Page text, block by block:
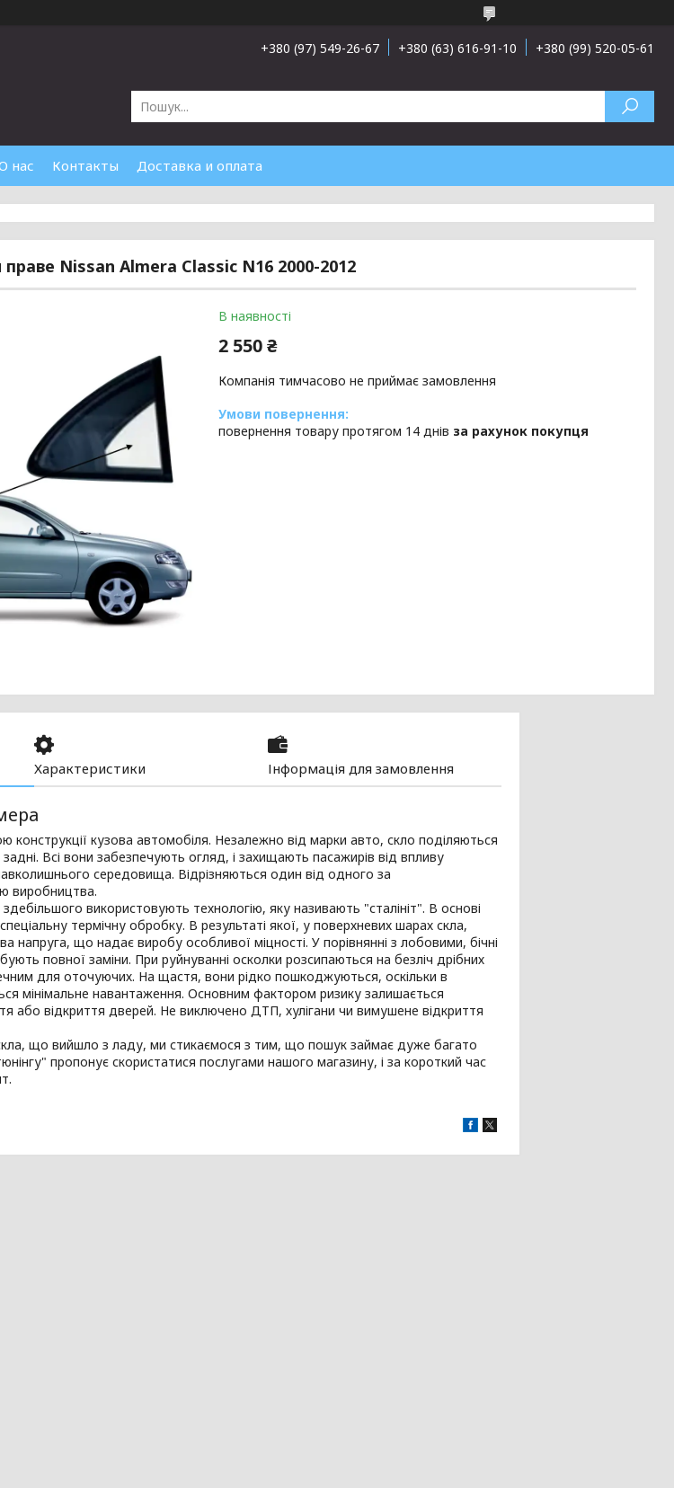
+380 (97) 549-26-67 +380 (63) 616-91-10 +380 (99) 520-05-61
нас Контакты Доставка и оплата
Nissan Almera Classic N16 2000-2012
В наявності
2 550 ₴
Компанія тимчасово не приймає замовлення
повернення товару протягом 14 днів за рахунок покупця
Характеристики Інформація для замовлення
конструкції кузова автомобіля. Незалежно від марки авто, скло поділяються
задні. Всі вони забезпечують огляд, і захищають пасажирів від впливу
середовища. Відрізняються один від одного за
виробництва.
використовують технологію, яку називають "сталініт". В основі
термічну обробку. В результаті якої, у поверхневих шарах скла,
напруга, що надає виробу особливої міцності. У порівнянні з лобовими, бічні
повної заміни. При руйнуванні осколки розсипаються на безліч дрібних
для оточуючих. На щастя, вони рідко пошкоджуються, оскільки в
мінімальне навантаження. Основним фактором ризику залишається
або відкриття дверей. Не виключено ДТП, хулігани чи вимушене відкриття
скла, що вийшло з ладу, ми стикаємося з тим, що пошук займає дуже багато
пропонує скористатися послугами нашого магазину, і за короткий час